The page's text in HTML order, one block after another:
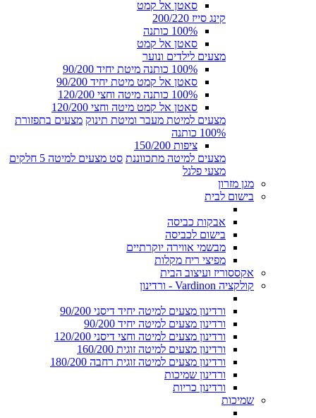
סאטן אל קמט
קינג סייז 200/220
100% כותנה
סאטן אל קמט
מצעים לילדים ונוער
100% כותנה מיטת יחיד 90/200
סאטן אל קמט מיטת יחיד 90/200
100% כותנה מיטה וחצי 120/200
סאטן אל קמט מיטה וחצי 120/200
מצעים למיטת מעבר ומיטת תינוק מצעים בתפזורת
100% כותנה
ציפות 150/200
מצעים למיטה מתכווננת סט מצעים למיטה 5 חלקים
מצעי פלנל
מגן מזרון
בישום לבית
אבקות כביסה
בישום לכביסה
מבשמי אווירה יוקרתיים
מפיצי ריח מקלות
אקססוריז ועיצוב הבית
קולקציה Vardinon - ורדינון
ורדינון מצעים למיטה יחיד דיסני 90/200
ורדינון מצעים למיטה יחיד 90/200
ורדינון מצעים למיטה וחצי דיסני 120/200
ורדינון מצעים למיטה זוגית 160/200
ורדינון מצעים למיטה זוגית רחבה 180/200
ורדינון שמיכות
ורדינון כריות
שמיכות